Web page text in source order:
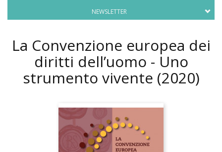
NEWSLETTER
La Convenzione europea dei
diritti dell’uomo - Uno
strumento vivente (2020)